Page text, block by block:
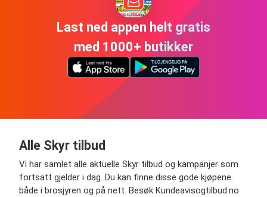
Last ned appen helt gratis
med 1000+ butikker
Alle Skyr tilbud
Vi har samlet alle aktuelle Skyr tilbud og kampanjer som
fortsatt gjelder i dag. Du kan finne disse gode kjøpene
både i brosjyren og på nett. Besøk Kundeavisogtilbud.no